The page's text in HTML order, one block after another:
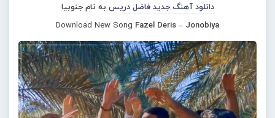
دانلود آهنگ جدید فاضل دریس به نام جنوبیا
Download New Song Fazel Deris – Jonobiya